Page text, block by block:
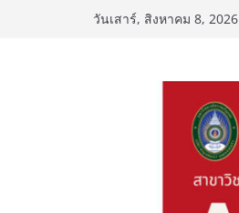
วันเสาร์, สิงหาคม 8, 2026